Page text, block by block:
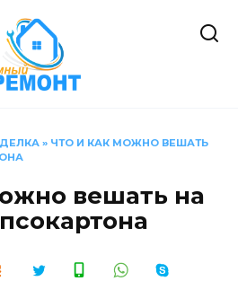
» ЧТО И КАК МОЖНО ВЕШАТЬ
вешать на